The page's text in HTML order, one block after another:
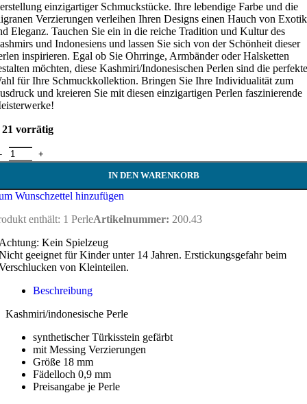
einzigartiger Schmuckstücke. Ihre lebendige Farbe und die
Verzierungen verleihen Ihren Designs einen Hauch von Exotik
Eleganz. Tauchen Sie ein in die reiche Tradition und Kultur des
und Indonesiens und lassen Sie sich von der Schönheit dieser
inspirieren. Egal ob Sie Ohrringe, Armbänder oder Halsketten
möchten, diese Kashmiri/Indonesischen Perlen sind die perfekte
für Ihre Schmuckkollektion. Bringen Sie Ihre Individualität zum
und kreieren Sie mit diesen einzigartigen Perlen faszinierende
21 vorrätig
Perle 18 mm - weiß Menge
IN DEN WARENKORB
Wunschzettel hinzufügen
enthält: 1 PerleArtikelnummer: 200.43
Kein Spielzeug
geeignet für Kinder unter 14 Jahren. Erstickungsgefahr beim
von Kleinteilen.
Beschreibung
Kashmiri/indonesische Perle
synthetischer Türkisstein gefärbt
mit Messing Verzierungen
Größe 18 mm
Fädelloch 0,9 mm
Preisangabe je Perle